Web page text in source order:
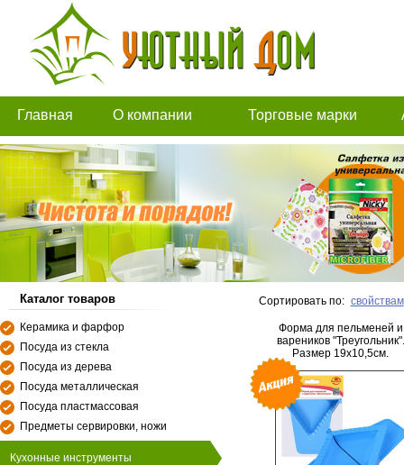
Главная О компании Торговые марки
Каталог товаров
Керамика и фарфор
Посуда из стекла
Посуда из дерева
Посуда металлическая
Посуда пластмассовая
Предметы сервировки, ножи
Кухонные инструменты
Сортировать по: свойствам
Форма для пельменей и
вареников "Треугольник".
Размер 19х10,5см.